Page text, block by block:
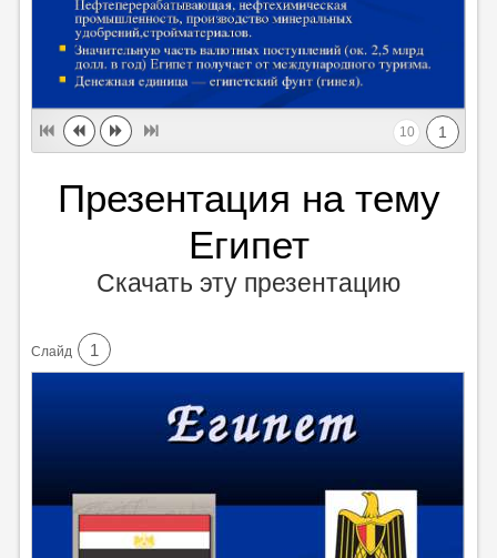
1
10
Презентация на тему
Египет
Скачать эту презентацию
Cлайд 1